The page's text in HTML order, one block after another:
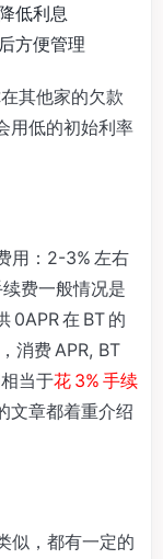
低利息
方便管理
其他家的欠款
用低的初始利率
用：2-3% 左右
费一般情况是
0APR 在 BT 的
消费 APR, BT
当于花 3% 手续
文章都着重介绍
似，都有一定的